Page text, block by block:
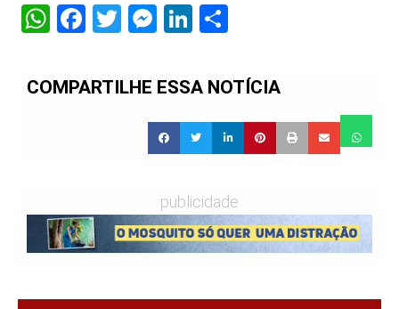
WhatsApp
Facebook
Twitter
Messenger
LinkedIn
COMPARTILHE ESSA NOTÍCIA
publicidade